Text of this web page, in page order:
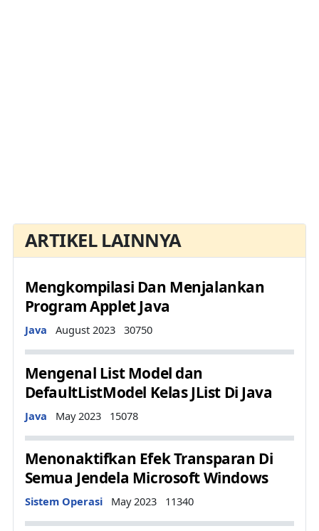
ARTIKEL LAINNYA
Mengkompilasi Dan Menjalankan
Program Applet Java
Details
Java August 2023 30750
Mengenal List Model dan
DefaultListModel Kelas JList Di Java
Details
Java May 2023 15078
Menonaktifkan Efek Transparan Di
Semua Jendela Microsoft Windows
Details
Sistem Operasi May 2023 11340